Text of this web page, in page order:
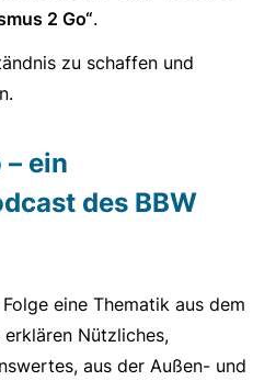
2 Go“.
zu schaffen und
ein
des BBW
eine Thematik aus dem
erklären Nützliches,
aus der Außen- und